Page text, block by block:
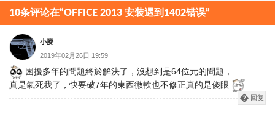
分
页
10条评论在“OFFICE 2013 安装遇到1402错误”
小麥
2019年02月26日 19:59
困擾多年的問題終於解決了，沒想到是64位元的問題，
真是氣死我了，快要破7年的東西微軟也不修正真的是傻眼
回复